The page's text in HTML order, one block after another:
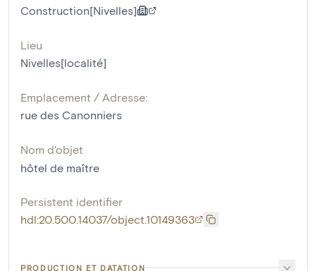
Construction[Nivelles]
Lieu
Nivelles[localité]
Emplacement / Adresse:
rue des Canonniers
Nom d'objet
hôtel de maître
Persistent identifier
hdl:20.500.14037/object.10149363
PRODUCTION ET DATATION